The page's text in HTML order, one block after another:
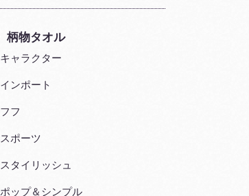
柄物タオル
キャラクター
インポート
フフ
スポーツ
スタイリッシュ
ポップ＆シンプル